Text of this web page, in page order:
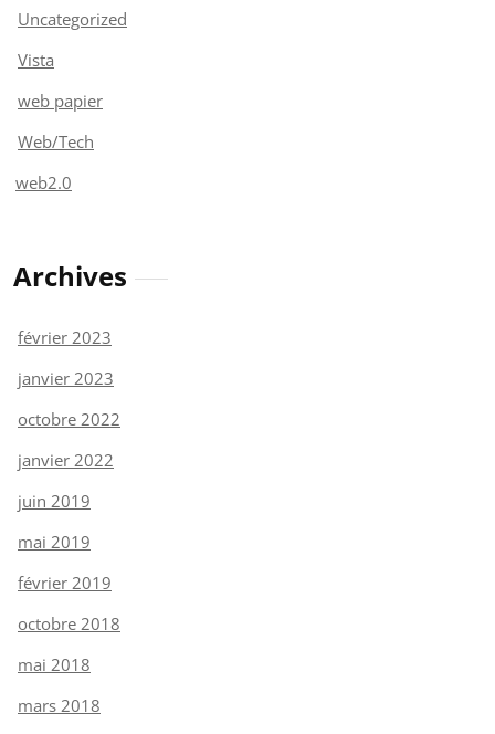
Uncategorized
Vista
web papier
Web/Tech
web2.0
Archives
février 2023
janvier 2023
octobre 2022
janvier 2022
juin 2019
mai 2019
février 2019
octobre 2018
mai 2018
mars 2018